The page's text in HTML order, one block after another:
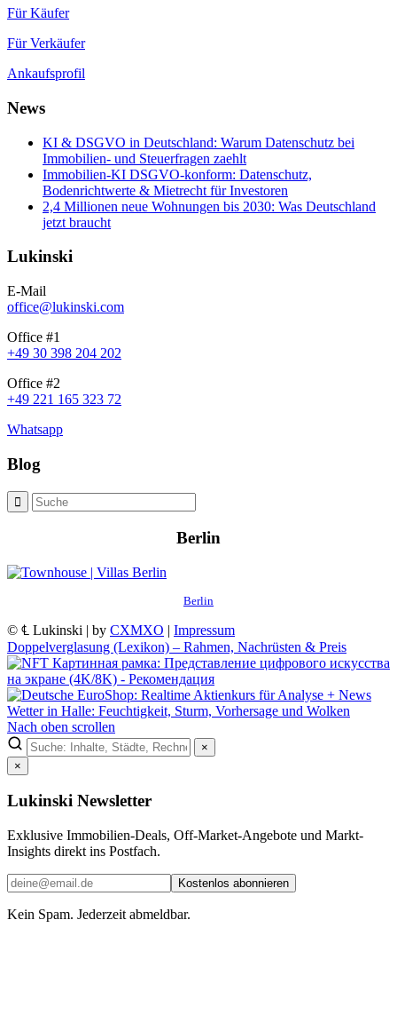
Für Käufer
Für Verkäufer
Ankaufsprofil
News
KI & DSGVO in Deutschland: Warum Datenschutz bei
Immobilien- und Steuerfragen zaehlt
Immobilien-KI DSGVO-konform: Datenschutz,
Bodenrichtwerte & Mietrecht für Investoren
2,4 Millionen neue Wohnungen bis 2030: Was Deutschland
jetzt braucht
Lukinski
E-Mail
office@lukinski.com
Office #1
+49 30 398 204 202
Office #2
+49 221 165 323 72
Whatsapp
Blog
Berlin
Berlin
© ℄ Lukinski | by CXMXO | Impressum
Doppelverglasung (Lexikon) – Rahmen, Nachrüsten & Preis
Wetter in Halle: Feuchtigkeit, Sturm, Vorhersage und Wolken
Nach oben scrollen
×
×
Lukinski Newsletter
Exklusive Immobilien-Deals, Off-Market-Angebote und Markt-
Insights direkt ins Postfach.
Kostenlos abonnieren
Kein Spam. Jederzeit abmeldbar.